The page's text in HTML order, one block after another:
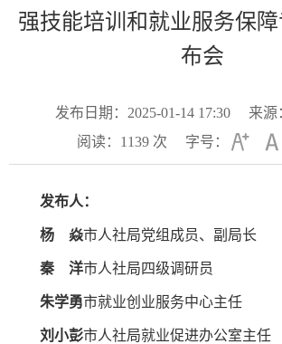
强技能培训和就业服务保
布会
发布日期：2025-01-14 17:30
来源
阅读： 1139次 字号：
发布人：
杨 焱市人社局党组成员、副局长
秦 洋市人社局四级调研员
朱学勇市就业创业服务中心主任
刘小彭市人社局就业促进办公室主任